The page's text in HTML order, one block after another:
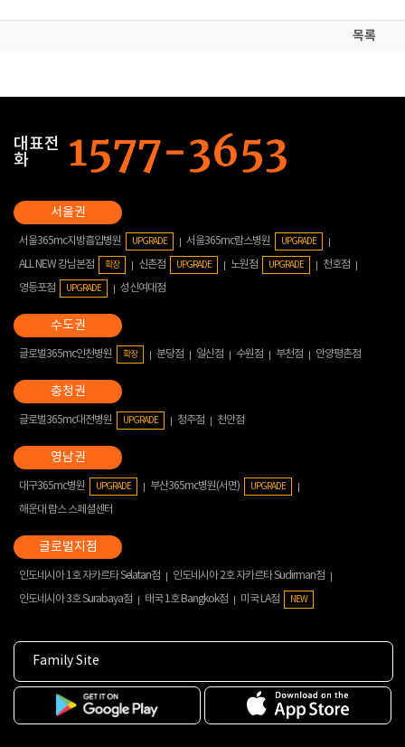
목록
대표전
화
서울365mc지방흡입병원 UPGRADE 서울365mc람스병원 UPGRADE
ALL NEW 강남본점 확장 신촌점 UPGRADE 노원점 UPGRADE
천호점
영등포점
UPGRADE 성신여대점
글로벌365mc인천병원 확장 분당점 일산점 수원점 부천점 안양평촌점
글로벌365mc대전병원 UPGRADE 청주점 천안점
대구365mc병원 UPGRADE 부산365mc병원(서면) UPGRADE
해운대 람스 스페셜센터
인도네시아 1호 자카르타 Selatan점
인도네시아 2호 자카르타 Sudirman점
인도네시아 3호 Surabaya점
태국 1호 Bangkok점 미국 LA점 NEW
Family Site